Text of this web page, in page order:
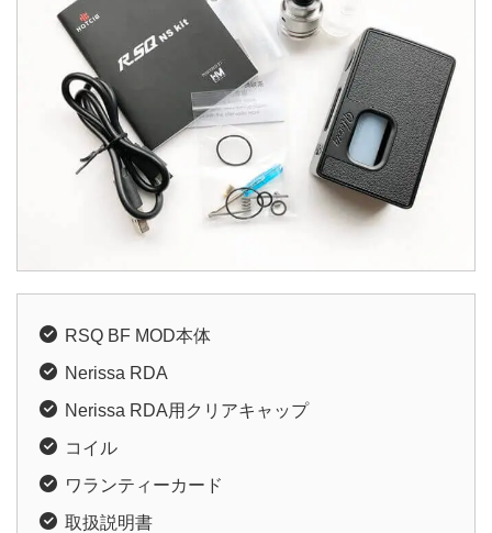
RSQ BF MOD本体
Nerissa RDA
Nerissa RDA用クリアキャップ
コイル
ワランティーカード
取扱説明書